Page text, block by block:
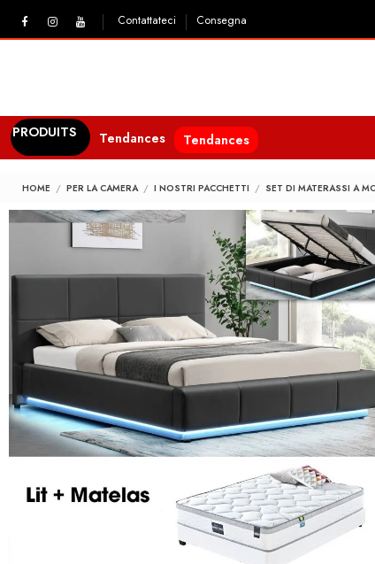
Contattateci Consegna
PRODUITS Tendances Tendances
HOME PER LA CAMERA I NOSTRI PACCHETTI SET DI MATERASSI A